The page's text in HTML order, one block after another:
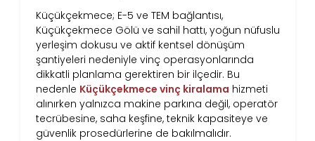
Küçükçekmece; E-5 ve TEM bağlantısı,
Küçükçekmece Gölü ve sahil hattı, yoğun nüfuslu
yerleşim dokusu ve aktif kentsel dönüşüm
şantiyeleri nedeniyle vinç operasyonlarında
dikkatli planlama gerektiren bir ilçedir. Bu
nedenle Küçükçekmece vinç kiralama hizmeti
alınırken yalnızca makine parkına değil, operatör
tecrübesine, saha keşfine, teknik kapasiteye ve
güvenlik prosedürlerine de bakılmalıdır.